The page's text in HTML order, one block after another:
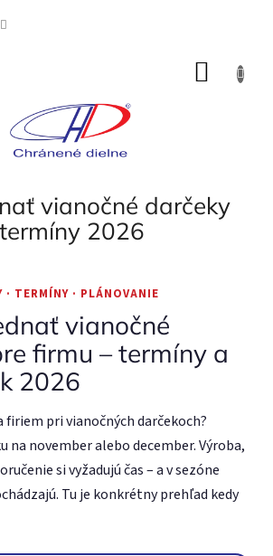
vianočné darčeky
2026
· TERMÍNY · PLÁNOVANIE
vianočné
firmu – termíny a
2026
firiem pri vianočných darčekoch?
na november alebo december. Výroba,
si vyžadujú čas – a v sezóne
Tu je konkrétny prehľad kedy